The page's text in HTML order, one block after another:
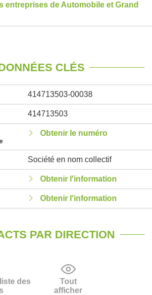
entreprises de Automobile et Grand
CLÉS
414713503-00038
414713503
Obtenir le numéro
Société en nom collectif
Obtenir l'information
Obtenir l'information
PAR DIRECTION
des
Tout
afficher